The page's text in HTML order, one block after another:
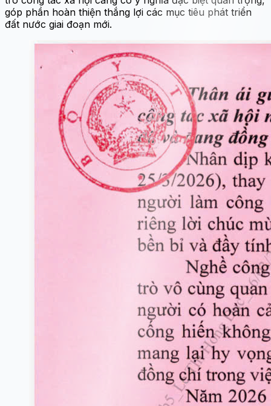
góp phần hoàn thiện thắng lợi các mục tiêu phát triển
đất nước giai đoạn mới.